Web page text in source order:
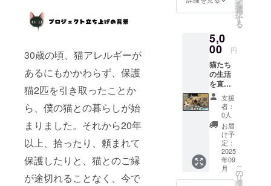
30歳の頃、猫アレルギーが
あるにもかかわらず、保護
猫2匹を引き取ったことか
ら、僕の猫との暮らしが始
まりました。それから20年
以上、拾ったり、頼まれて
保護したりと、猫とのご縁
が途切れることなく、今で
です。
ご支援
者さま
のお気
持ちに
応じた
ご選択
となり
ます。
順次お
届けし
（発送
は約3〜
4週間後
を予
定） T
シャツ1
枚で猫
の命を
支える
力にな
りま
す。 ご
クス）
素材：
綿100％
カ
ラー：
ホワイ
ト プリ
ント：
フロン
ト中央
に3兄弟
の写真
発送：
クラ
ファン
終了
を使っ
たオリ
シャツ
です。
グッズ
として
楽しみ
なが
ら、売
上は猫
たちの
生活費
や保護
活動資
金に使
わせて
いただ
きま
を
選
択
す
る
5,0
00 円
猫たち
の生活
を直接
支えて
くださ
るご支
援への
感謝と
して、
「ニャ
ロスで
暮らす
猫たち
支援
者：
0人
お届
け予
定：
2025
年09
月
こ
の
リ
タ